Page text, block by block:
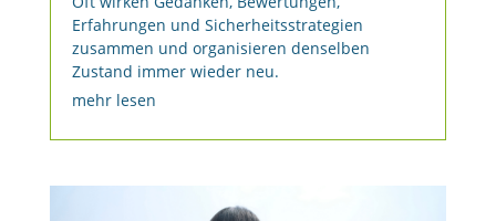
Erfahrungen und Sicherheitsstrategien
zusammen und organisieren denselben
Zustand immer wieder neu.
mehr lesen